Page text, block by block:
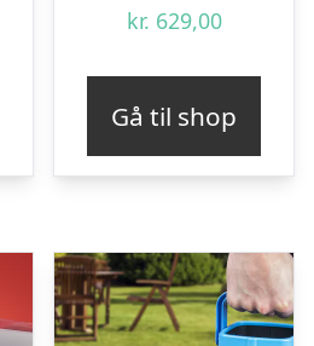
kr. 629,00
Gå til shop